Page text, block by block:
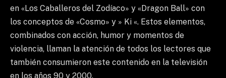
en «Los Caballeros del Zodíaco» y «Dragon Ball» con
los conceptos de «Cosmo» y » Ki «. Estos elementos,
combinados con acción, humor y momentos de
violencia, llaman la atención de todos los lectores que
también consumieron este contenido en la televisión
en los años 90 y 2000.